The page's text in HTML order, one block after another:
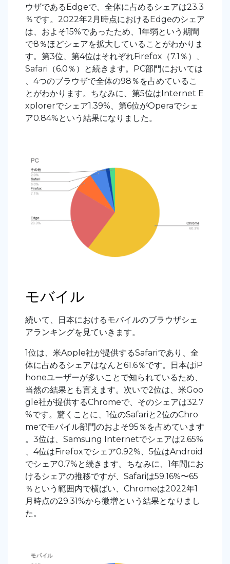
ウザであるEdgeで、全体に占めるシェアは23.3
％です。2022年2月時点におけるEdgeのシェア
は、およそ15%であったため、1年弱という期間
で8％ほどシェアを拡大していることがわかりま
す。第3位、第4位はそれぞれFirefox（7.1％）、
Safari（6.0％）と続きます。PC部門においては
、4つのブラウザで全体の98％を占めているこ
とがわかります。ちなみに、第5位はInternet E
xplorerでシェア1.39%、第6位がOperaでシェ
ア0.84%という結果になりました。
モバイル
続いて、日本におけるモバイルのブラウザシェ
アランキングを見ていきます。
1位は、米Apple社が提供するSafariであり、全
体に占めるシェアはなんと61.6％です。日本はiP
honeユーザーが多いことで知られているため、
当然の結果とも言えます。次いで2位は、米Goo
gle社が提供するChromeで、そのシェアは32.7
%です。驚くことに、1位のSafariと2位のChro
meでモバイル部門のおよそ95％を占めています
。3位は、Samsung Internetでシェアは2.65%
、4位はFirefoxでシェア0.92%、5位はAndroid
でシェア0.7%と続きます。ちなみに、1年間にお
けるシェアの推移ですが、Safariは59.16%〜65
％という範囲内で横ばい、Chromeは2022年1
月時点の29.31%から微増という結果となりまし
た。